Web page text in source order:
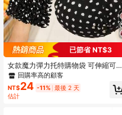
已節省 NT$3
女款魔力彈力托特購物袋 可伸縮可折
疊手提購物袋 可重複使用 露營戶外度
假旅行必備
回購率高的顧客
NT$24 -11% 最後 2 天
估計